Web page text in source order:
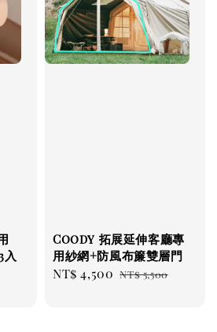
入
Coody 拓展延伸客廳專
用紗網+防風布簾雙層門
Sale
NT$ 4,500 Regular
NT$ 5,500